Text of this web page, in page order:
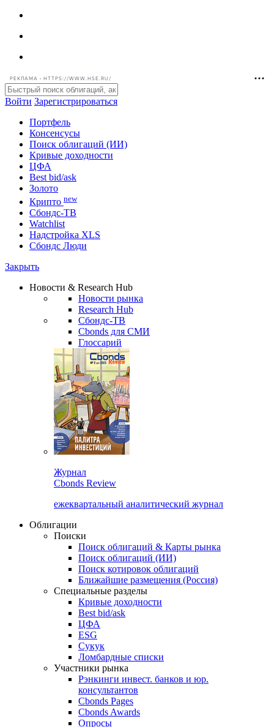
РЕКЛАМА • HTTPS://WWW.HSE.RU/
Войти Зарегистрироваться
Портфель
Консенсусы
Поиск облигаций (ИИ)
Кривые доходности
ЦФА
Best bid/ask
Золото
Крипто new
Watchlist
Сбондс Люди
Новости & Research Hub
Новости рынка
Research Hub
Сбондс-ТВ
Cbonds для СМИ
Глоссарий
Cbonds Review
ежеквартальный аналитический журнал
Облигации
Поиски
Поиск облигаций & Карты рынка
Поиск облигаций (ИИ)
Поиск котировок облигаций
Ближайшие размещения (Россия)
Специальные разделы
Кривые доходности
Best bid/ask
ЦФА
ESG
Сукук
Ломбардные списки
Участники рынка
Рэнкинги инвест. банков и юр.